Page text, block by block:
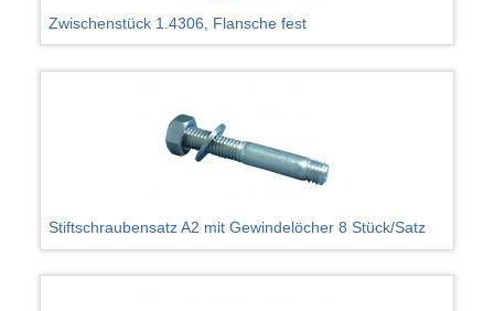
Zwischenstück 1.4306, Flansche fest
Stiftschraubensatz A2 mit Gewindelöcher 8 Stück/Satz